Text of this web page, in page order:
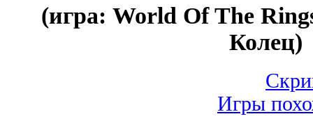
(игра: World Of The
Колец)
Игры